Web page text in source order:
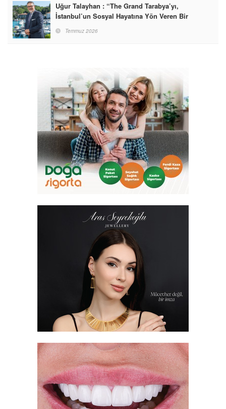
Uğur Talayhan : “The Grand Tarabya’yı,
İstanbul’un Sosyal Hayatına Yön Veren Bir
Destinasyon Haline Getirmeyi Hedefliyorum”
Temmuz 2026